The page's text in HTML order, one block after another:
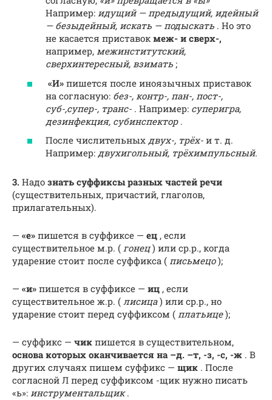
Например: идущий — предыдущий, идейный
— безыдейный, искать — подыскать . Но это
не касается приставок меж- и сверх-,
например, межинститутский,
сверхинтересный, взимать ;
«И» пишется после иноязычных приставок
на согласную: без-, контр-, пан-, пост-,
суб-,супер-, транс- . Например: суперигра,
дезинфекция, субинспектор.
После числительных двух-, трёх- и т. д.
Например: двухигольный, трёхимпульсный.
3. Надо знать суффиксы разных частей речи
(существительных, причастий, глаголов,
прилагательных).
— «е» пишется в суффиксе — ец , если
существительное м.р. ( гонец) или ср.р., когда
ударение стоит после суффикса ( письмецо);
— «и» пишется в суффиксе — иц , если
существительное ж.р. ( лисица) или ср.р., но
ударение стоит перед суффиксом ( платьице);
— суффикс — чик пишется в существительном,
основа которых оканчивается на –д. –т, -з, -с, -ж . В
других случаях пишем суффикс — щик . После
согласной Л перед суффиксом -щик нужно писать
«ь»: инструментальщик.